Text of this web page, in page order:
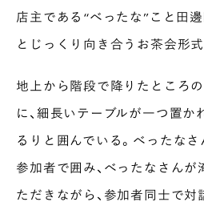
店主である“べったな”こと田
とじっくり向き合うお茶会形
地上から階段で降りたところ
に、細長いテーブルが一つ置か
るりと囲んでいる。べったな
参加者で囲み、べったなさん
ただきながら、参加者同士で